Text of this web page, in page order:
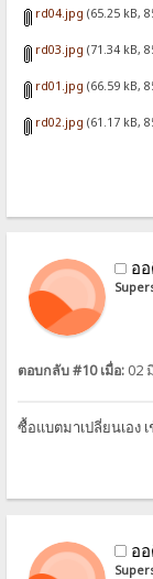
rd04.jpg (65.25 kB,
rd03.jpg (71.34 kB,
rd01.jpg (66.59 kB,
rd02.jpg (61.17 kB,
อ
ตอบกลับ #10 เมื่อ: 02
ซื้อแบตมาเปลี่ยนเอง
อ